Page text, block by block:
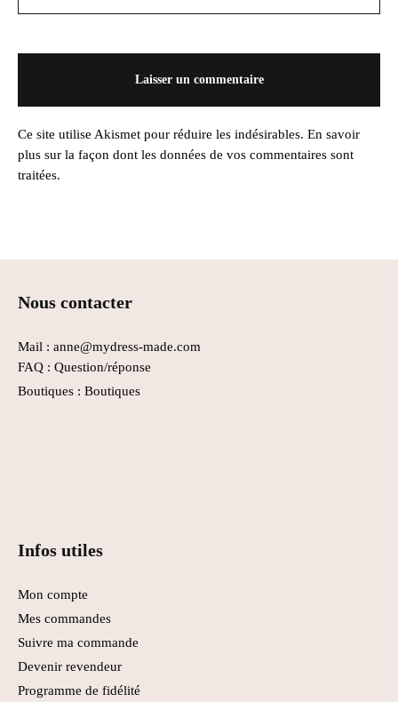
Ce site utilise Akismet pour réduire les indésirables. En savoir
plus sur la façon dont les données de vos commentaires sont
traitées.
Nous contacter
Mail : anne@mydress-made.com
FAQ : Question/réponse
Boutiques : Boutiques
Infos utiles
Mon compte
Mes commandes
Suivre ma commande
Devenir revendeur
Programme de fidélité